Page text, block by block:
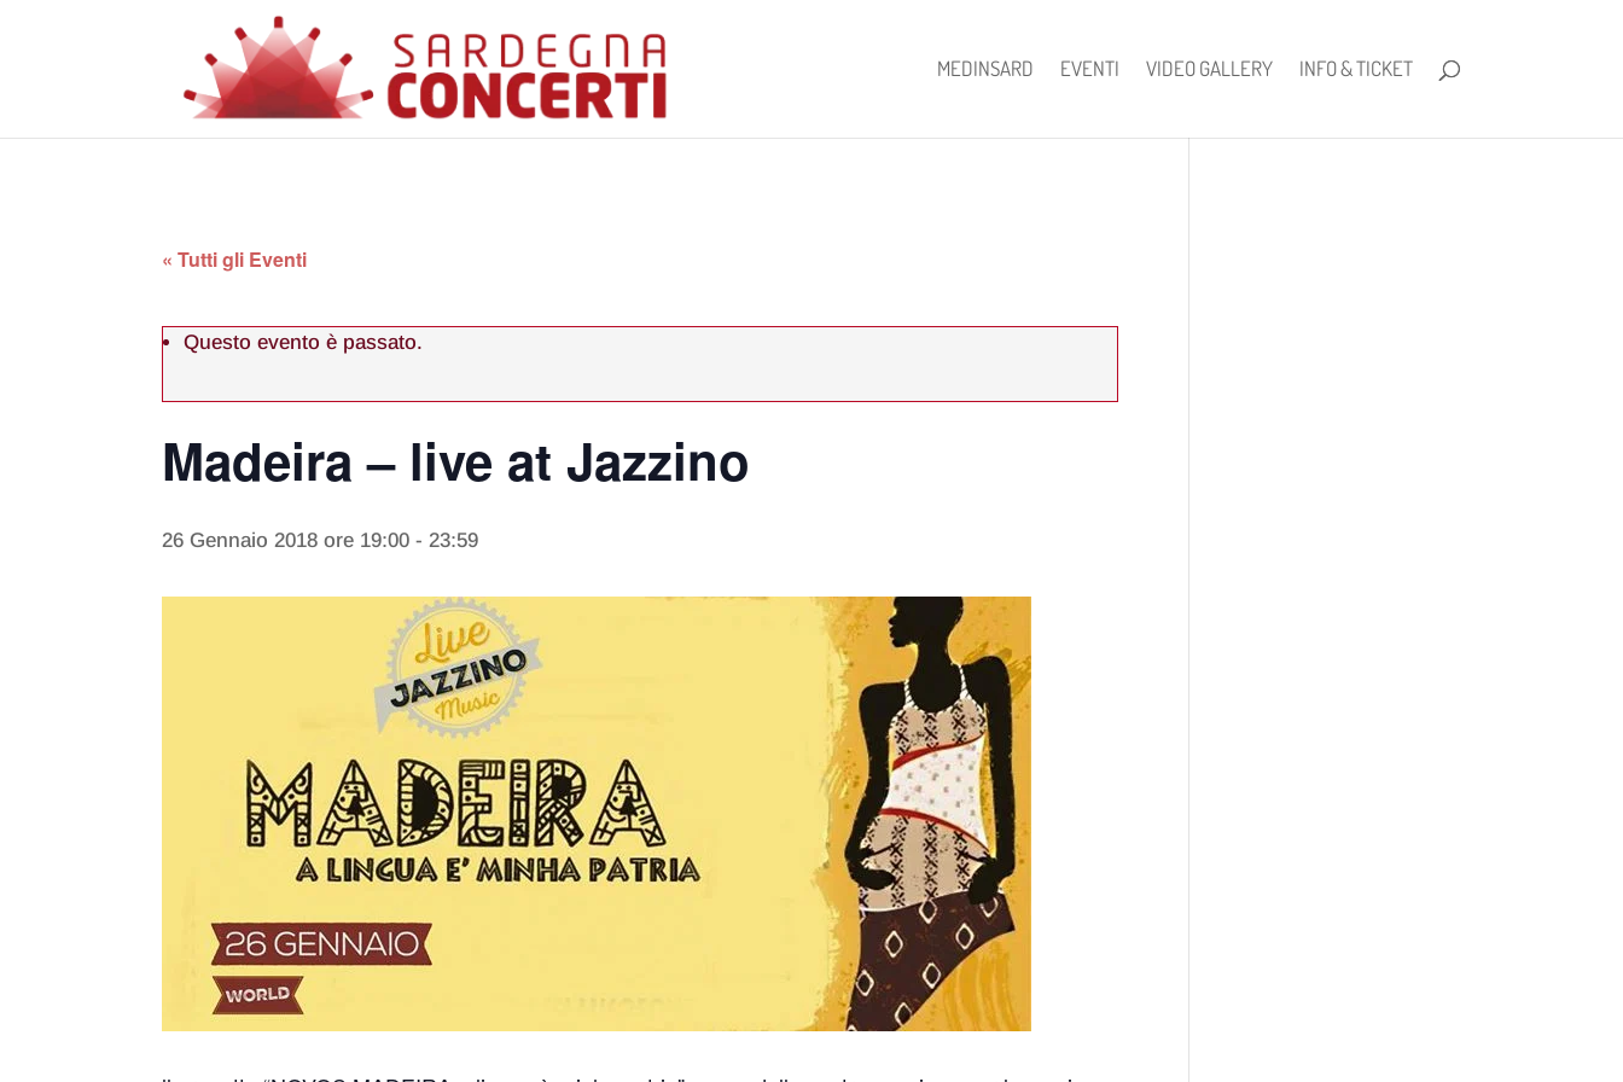
MEDINSARD EVENTI VIDEO GALLERY INFO & TICKET
« Tutti gli Eventi
Questo evento è passato.
Madeira – live at Jazzino
26 Gennaio 2018 ore 19:00 -23:59